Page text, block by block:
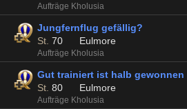
Aufträge Kholusia
Jungfernflug gefällig?
St. 70 Eulmore
Aufträge Kholusia
Gut trainiert ist halb gewonnen
St. 80 Eulmore
Aufträge Kholusia